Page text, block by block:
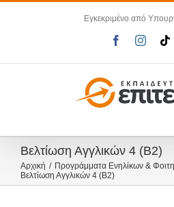
Εγκεκριμένο από
Facebook
Βελτίωση Αγγλικών 4 (B2)
Αρχική Προγράμματα Ενηλίκων &
Βελτίωση Αγγλικών 4 (B2)